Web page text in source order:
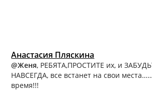
Анастасия Пляскина
@Женя, РЕБЯТА,ПРОСТИТЕ их, и
НАВСЕГДА, все встанет на свои
время!!!